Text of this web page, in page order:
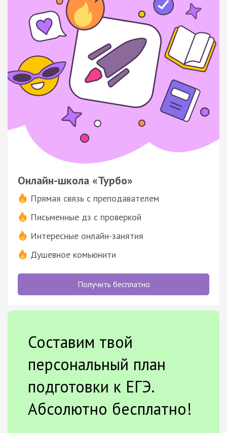
Онлайн-школа «Турбо»
Прямая связь с преподавателем
Письменные дз с проверкой
Интересные онлайн-занятия
Душевное комьюнити
Получить бесплатно
Составим твой
персональный план
подготовки к ЕГЭ.
Абсолютно бесплатно!